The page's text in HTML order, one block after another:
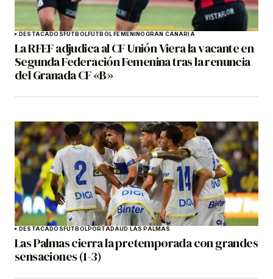
DESTACADOSFÚTBOLFÚTBOL FEMENINOGRAN CANARIA
La RFEF adjudica al CF Unión Viera la vacante en
Segunda Federación Femenina tras la renuncia
del Granada CF «B»
DESTACADOSFÚTBOLPORTADAUD LAS PALMAS
Las Palmas cierra la pretemporada con grandes
sensaciones (1-3)